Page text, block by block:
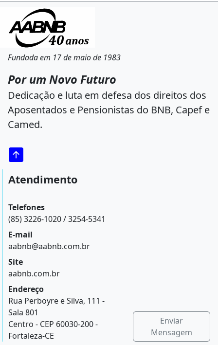
Fundada em 17 de maio de 1983
Por um Novo Futuro
Dedicação e luta em defesa dos direitos dos
Aposentados e Pensionistas do BNB, Capef e
Camed.
Atendimento
Telefones
(85) 3226-1020 / 3254-5341
E-mail
aabnb@aabnb.com.br
Site
aabnb.com.br
Endereço
Rua Perboyre e Silva, 111 -
Sala 801
Centro - CEP 60030-200 -
Fortaleza-CE
Enviar
Mensagem